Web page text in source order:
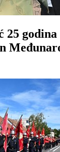
godina